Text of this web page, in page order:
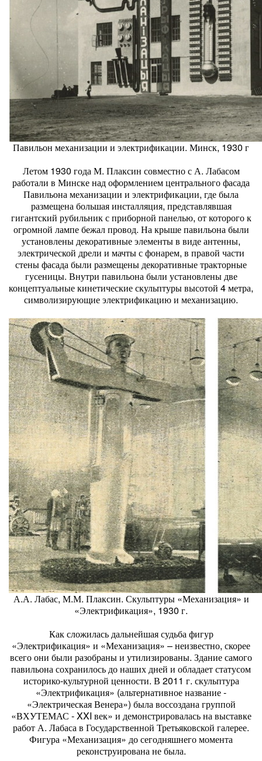
Павильон механизации и электрификации. Минск, 1930 г
Летом 1930 года М. Плаксин совместно с А. Лабасом
работали в Минске над оформлением центрального фасада
Павильона механизации и электрификации, где была
размещена большая инсталляция, представлявшая
гигантский рубильник с приборной панелью, от которого к
огромной лампе бежал провод. На крыше павильона были
установлены декоративные элементы в виде антенны,
электрической дрели и мачты с фонарем, в правой части
стены фасада были размещены декоративные тракторные
гусеницы. Внутри павильона были установлены две
концептуальные кинетические скульптуры высотой 4 метра,
символизирующие электрификацию и механизацию.
А.А. Лабас, М.М. Плаксин. Скульптуры «Механизация» и
«Электрификация», 1930 г.
Как сложилась дальнейшая судьба фигур
«Электрификация» и «Механизация» – неизвестно, скорее
всего они были разобраны и утилизированы. Здание самого
павильона сохранилось до наших дней и обладает статусом
историко-культурной ценности. В 2011 г. скульптура
«Электрификация» (альтернативное название -
«Электрическая Венера») была воссоздана группой
«ВХУТЕМАС - XXI век» и демонстрировалась на выставке
работ А. Лабаса в Государственной Третьяковской галерее.
Фигура «Механизация» до сегодняшнего момента
реконструирована не была.